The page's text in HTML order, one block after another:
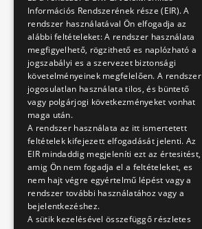
Információs Rendszerének része (EIR). A
rendszer használatával Ön elfogadja az
alábbi feltételeket: A rendszer használata
megfigyelhető, rögzithető es naplózható a
jogszabályi es a szervezet biztonsági
követelményeinek megfelelően. A rendszer
jogosulatlan használata tilos, és büntető
vagy polgárjogi következményeket vonhat
maga után.
A rendszer használata az itt ismertetett
feltételek kifejezett elfogadását jelenti. Az
EIR mindaddig megjeleníti ezt az értesitést,
amig Ön nem fogadja el a feltételeket, es
nem hajt végre egyértelmű lépést vagy a
rendszer további használatához vagy a
bejelentkezéshez.
A sütik kezelésével összefüggő részletes